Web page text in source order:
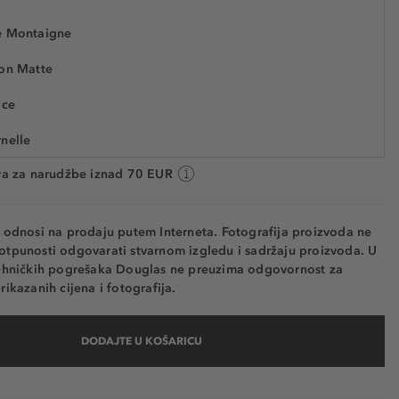
Montaigne
Matte
Look
Caprice
2 do 5 radnih dana
za narudžbe iznad 70 EUR
odnosi na prodaju putem Interneta. Fotografija proizvoda ne
odgovarati stvarnom izgledu i sadržaju proizvoda. U
pogrešaka Douglas ne preuzima odgovornost za
cijena i fotografija.
DODAJTE U KOŠARICU